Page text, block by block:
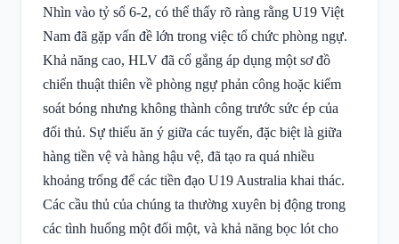
Nhìn vào tỷ số 6-2, có thể thấy rõ ràng rằng U19 Việt
Nam đã gặp vấn đề lớn trong việc tổ chức phòng ngự.
Khả năng cao, HLV đã cố gắng áp dụng một sơ đồ
chiến thuật thiên về phòng ngự phản công hoặc kiểm
soát bóng nhưng không thành công trước sức ép của
đối thủ. Sự thiếu ăn ý giữa các tuyến, đặc biệt là giữa
hàng tiền vệ và hàng hậu vệ, đã tạo ra quá nhiều
khoảng trống để các tiền đạo U19 Australia khai thác.
Các cầu thủ của chúng ta thường xuyên bị động trong
các tình huống một đối một, và khả năng bọc lót cho